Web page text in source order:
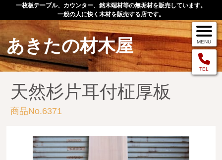
一枚板テーブル、カウンター、銘木端材等の無垢材を販売しています。
一般の人に快く木材を販売する店です。
あきたの材木屋
TEL
MENU
メニュー
TOP
作品例
手作りオーダー家具
店舗案内
天然杉片耳付柾厚板
商品No.6371